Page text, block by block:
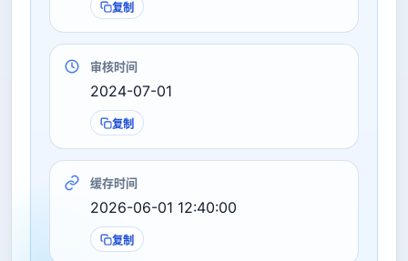
复制
审核时间
2024-07-01
复制
缓存时间
2026-06-01 12:40:00
复制